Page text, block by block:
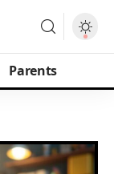
Parents